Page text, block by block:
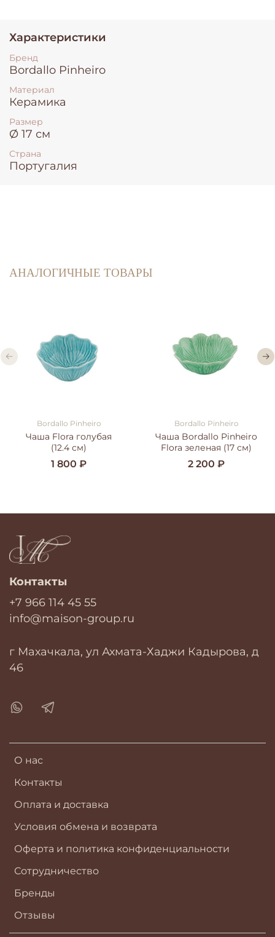
Характеристики
Бренд
Bordallo Pinheiro
Материал
Керамика
Размер
Ø 17 см
Страна
Португалия
АНАЛОГИЧНЫЕ ТОВАРЫ
Bordallo Pinheiro
Чаша Flora голубая
(12.4 см)
1 800 ₽
Bordallo Pinheiro
Чаша Bordallo Pinheiro
Flora зеленая (17 см)
2 200 ₽
О нас
Контакты
Оплата и доставка
Условия обмена и возврата
Оферта и политика конфиденциальности
Сотрудничество
Бренды
Отзывы
Контакты
+7 966 114 45 55
info@maison-group.ru
г Махачкала, ул Ахмата-Хаджи Кадырова, д
46